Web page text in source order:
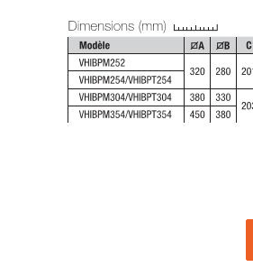
mobile au bois
chauffage mobile
pour serre et bâtiment
FARM au gaz
FARM au fioul